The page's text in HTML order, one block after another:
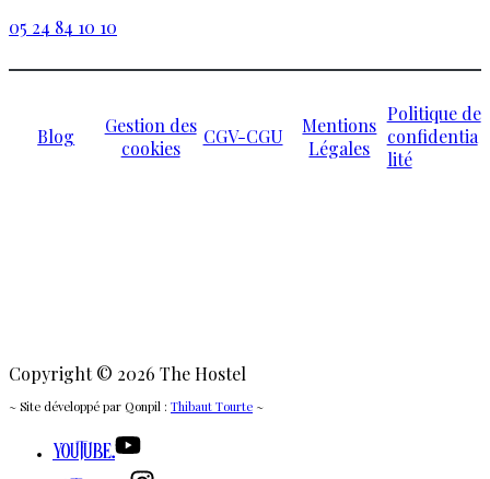
05 24 84 10 10
Blog
Gestion des
cookies
CGV-CGU
Mentions
Légales
Politique de
confidentia
lité
Copyright © 2026 The Hostel
~ Site développé par Qonpil : Thibaut Tourte ~
Youtube.